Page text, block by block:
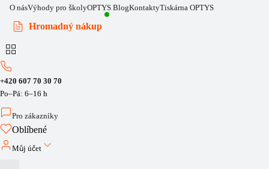
O násVýhody pro školyOPTYS BlogKontaktyTiskárna OPTYS
Hromadný nákup
+420 607 70 30 70
Po–Pá: 6–16 h
Pro zákazníky
Oblíbené
Můj účet